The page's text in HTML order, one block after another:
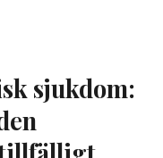
sjukdom: